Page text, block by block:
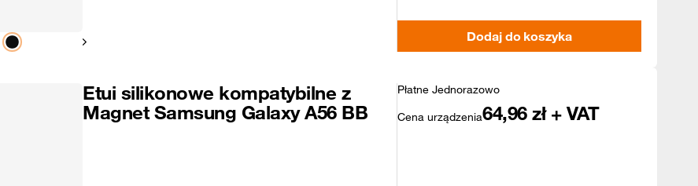
Pokaż następny Dodaj do koszyka
Etui silikonowe kompatybilne z
Magnet Samsung Galaxy A56 BB
Płatne Jednorazowo
Cena urządzenia64,96 zł + VAT